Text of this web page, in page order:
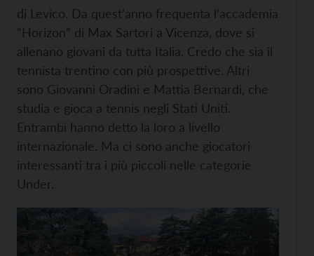
di Levico. Da quest’anno frequenta l’accademia
“Horizon” di Max Sartori a Vicenza, dove si
allenano giovani da tutta Italia. Credo che sia il
tennista trentino con più prospettive. Altri
sono Giovanni Oradini e Mattia Bernardi, che
studia e gioca a tennis negli Stati Uniti.
Entrambi hanno detto la loro a livello
internazionale. Ma ci sono anche giocatori
interessanti tra i più piccoli nelle categorie
Under.